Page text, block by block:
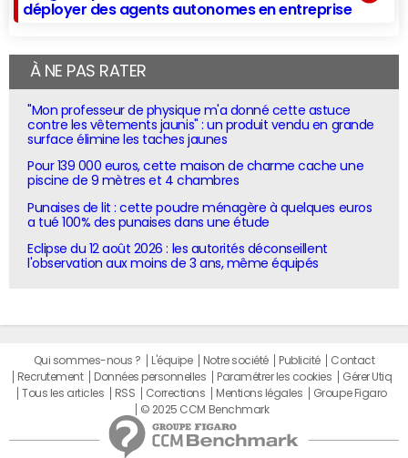
déployer des agents autonomes en entreprise
À NE PAS RATER
"Mon professeur de physique m'a donné cette astuce
contre les vêtements jaunis" : un produit vendu en grande
surface élimine les taches jaunes
Pour 139 000 euros, cette maison de charme cache une
piscine de 9 mètres et 4 chambres
Punaises de lit : cette poudre ménagère à quelques euros
a tué 100% des punaises dans une étude
Eclipse du 12 août 2026 : les autorités déconseillent
l'observation aux moins de 3 ans, même équipés
Qui sommes-nous ? L'équipe Notre société Publicité
Contact
Recrutement
Données personnelles Paramétrer les cookies
Gérer Utiq
Tous les articles
RSS Corrections Mentions légales
Groupe Figaro
© 2025 CCM Benchmark